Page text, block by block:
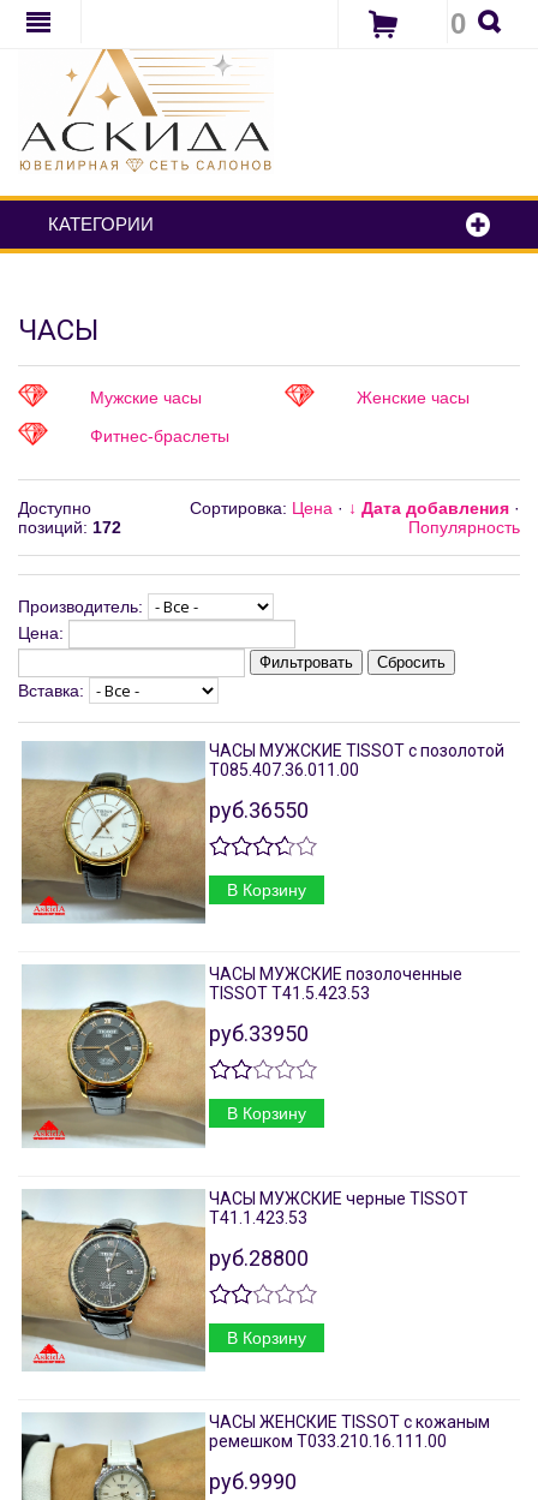
0
КАТЕГОРИИ
ЧАСЫ
Мужские часы
Женские часы
Фитнес-браслеты
Доступно
позиций: 172
Сортировка: Цена · ↓ Дата добавления ·
Популярность
Производитель:
Цена:
Фильтровать Сбросить
Вставка:
ЧАСЫ МУЖСКИЕ TISSOT с позолотой
T085.407.36.011.00
руб.36550
В Корзину
ЧАСЫ МУЖСКИЕ позолоченные
TISSOT T41.5.423.53
руб.33950
В Корзину
ЧАСЫ МУЖСКИЕ черные TISSOT
T41.1.423.53
руб.28800
В Корзину
ЧАСЫ ЖЕНСКИЕ TISSOT с кожаным
ремешком T033.210.16.111.00
руб.9990